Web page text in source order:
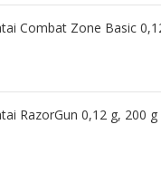
Combat Zone Basic
RazorGun 0,12 g, 200